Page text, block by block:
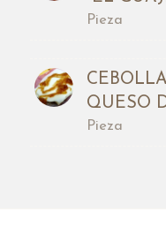
Pieza
QUESO
Pieza